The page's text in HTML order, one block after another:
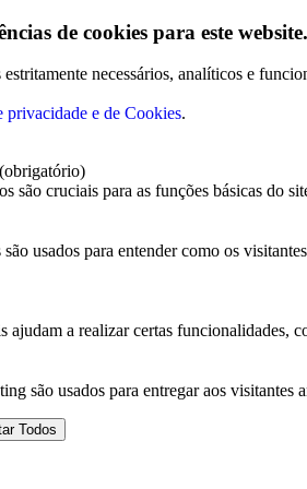
de cookies para este website.
necessários, analíticos e
privacidade e de Cookies.
são cruciais para as funções básicas do
usados para entender como os
ajudam a realizar certas funcionalidades,
são usados para entregar aos
Todos